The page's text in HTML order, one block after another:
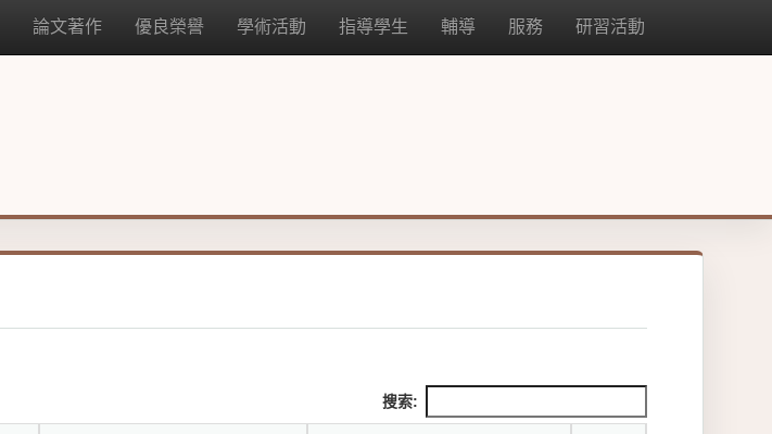
論文著作 優良榮譽 學術活動 指導學生 輔導 服務 研習活動
搜索: